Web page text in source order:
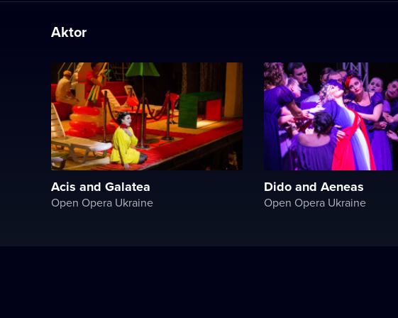
Aktor
Acis and Galatea
Open Opera Ukraine
Dido and Aeneas
Open Opera Ukraine